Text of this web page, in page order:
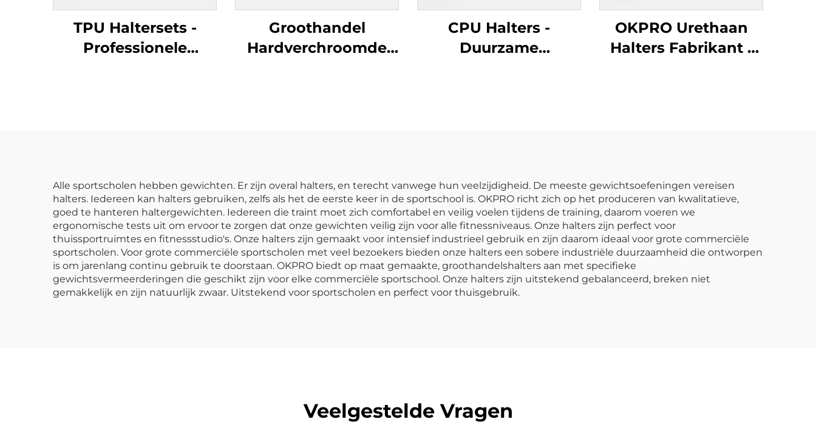
TPU Haltersets -
Professionele
Groothandel
Hardverchroomde
CPU Halters -
Duurzame
OKPRO Urethaan
Halters Fabrikant -
Alle sportscholen hebben gewichten. Er zijn overal halters, en terecht vanwege hun veelzijdigheid. De meeste gewichtsoefeningen vereisen
halters. Iedereen kan halters gebruiken, zelfs als het de eerste keer in de sportschool is. OKPRO richt zich op het produceren van kwalitatieve,
goed te hanteren haltergewichten. Iedereen die traint moet zich comfortabel en veilig voelen tijdens de training, daarom voeren we
ergonomische tests uit om ervoor te zorgen dat onze gewichten veilig zijn voor alle fitnessniveaus. Onze halters zijn perfect voor
thuissportruimtes en fitnessstudio's. Onze halters zijn gemaakt voor intensief industrieel gebruik en zijn daarom ideaal voor grote commerciële
sportscholen. Voor grote commerciële sportscholen met veel bezoekers bieden onze halters een sobere industriële duurzaamheid die ontworpen
is om jarenlang continu gebruik te doorstaan. OKPRO biedt op maat gemaakte, groothandelshalters aan met specifieke
gewichtsvermeerderingen die geschikt zijn voor elke commerciële sportschool. Onze halters zijn uitstekend gebalanceerd, breken niet
gemakkelijk en zijn natuurlijk zwaar. Uitstekend voor sportscholen en perfect voor thuisgebruik.
Veelgestelde Vragen